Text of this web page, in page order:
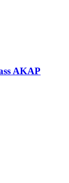
AKAP